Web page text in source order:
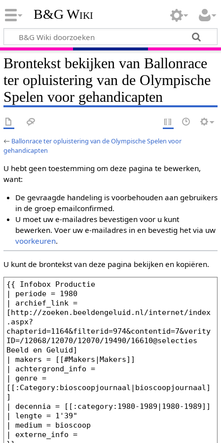
B&G Wiki
Brontekst bekijken van Ballonrace
ter opluistering van de Olympische
Spelen voor gehandicapten
← Ballonrace ter opluistering van de Olympische Spelen voor
gehandicapten
U hebt geen toestemming om deze pagina te bewerken,
want:
De gevraagde handeling is voorbehouden aan gebruikers
in de groep emailconfirmed.
U moet uw e-mailadres bevestigen voor u kunt
bewerken. Voer uw e-mailadres in en bevestig het via uw
voorkeuren.
U kunt de brontekst van deze pagina bekijken en kopiëren.